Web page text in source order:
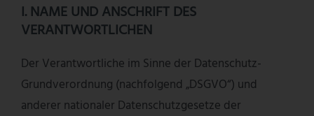
I. NAME UND ANSCHRIFT DES
VERANTWORTLICHEN
Der Verantwortliche im Sinne der Datenschutz-
Grundverordnung (nachfolgend „DSGVO“) und
anderer nationaler Datenschutzgesetze der